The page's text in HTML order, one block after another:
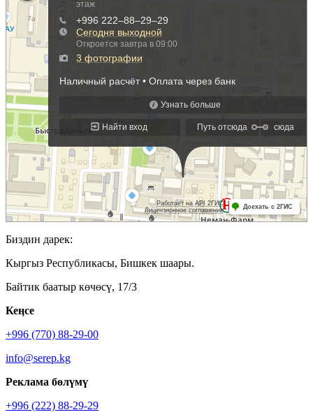
Биздин дарек:
Кыргыз Республикасы, Бишкек шаары.
Байтик баатыр көчөсү, 17/3
Кеӊсе
+996 (770) 88-29-00
info@serep.kg
Реклама бөлүмү
+996 (222) 88-29-29